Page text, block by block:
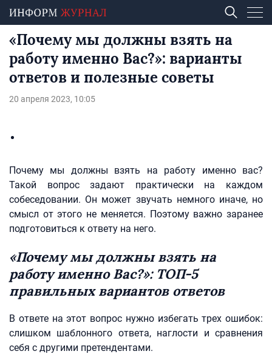
«Почему мы должны взять на
работу именно Вас?»: варианты
ответов и полезные советы
20 апреля 2023, 10:05
Почему мы должны взять на работу именно вас?
Такой вопрос задают практически на каждом
собеседовании. Он может звучать немного иначе, но
смысл от этого не меняется. Поэтому важно заранее
подготовиться к ответу на него.
«Почему мы должны взять на
работу именно Вас?»: ТОП-5
правильных вариантов ответов
В ответе на этот вопрос нужно избегать трех ошибок:
слишком шаблонного ответа, наглости и сравнения
себя с другими претендентами.